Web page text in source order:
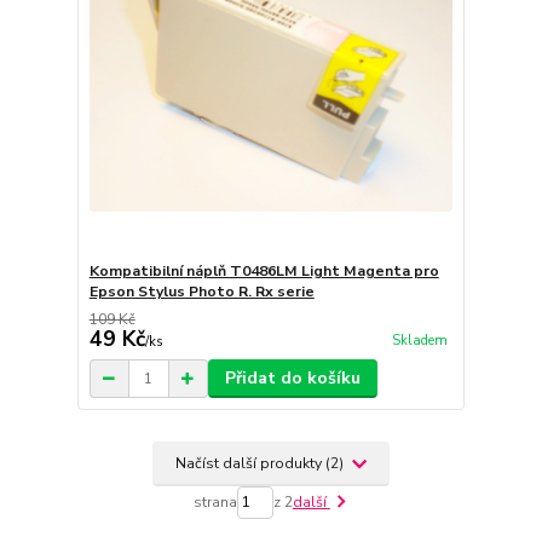
Kompatibilní náplň T0486LM Light Magenta pro
Epson Stylus Photo R. Rx serie
109 Kč
49 Kč/ks Skladem
Přidat do košíku
Načíst další produkty (2)
strana z 2další